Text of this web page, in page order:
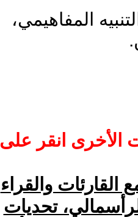
المفاهيمي،
الأخرى انقر على
والقراء
تحديات